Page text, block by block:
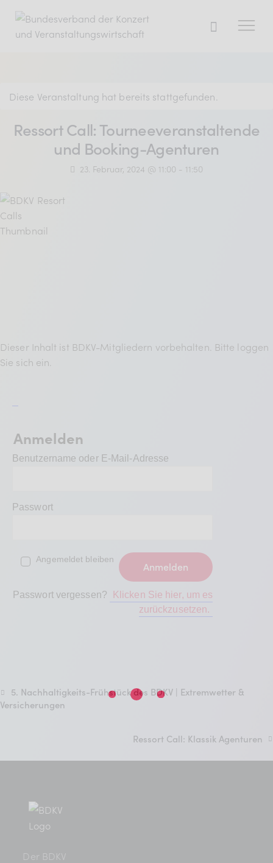
Diese Veranstaltung hat bereits stattgefunden.
Ressort Call: Tourneeveranstaltende
und Booking-Agenturen
23. Februar, 2024 @ 11:00 - 11:50
Dieser Inhalt ist BDKV-Mitgliedern vorbehalten. Bitte loggen
Sie sich ein.
Anmelden
Benutzername oder E-Mail-Adresse
Passwort
Angemeldet bleiben
Passwort vergessen?
Klicken Sie hier, um es
zurückzusetzen.
5. Nachhaltigkeits-Frühstück des BDKV | Extremwetter &
Versicherungen
Ressort Call: Klassik Agenturen
Der BDKV
Der BDKV
Presse
Services
Mitgliederbereich
Geldwerte Vorteile und
Rabatte